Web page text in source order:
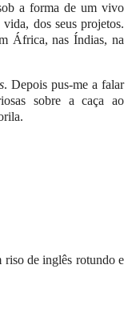
a forma de um vivo
vida, dos seus projetos.
África, nas Índias, na
. Depois pus-me a falar
sobre a caça ao
riso de inglês rotundo e